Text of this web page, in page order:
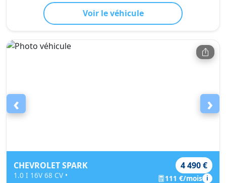
Voir le véhicule
‹ ›
CHEVROLET SPARK
1.0 I 16V 68 CV •
4 490 €
111 €/mois i